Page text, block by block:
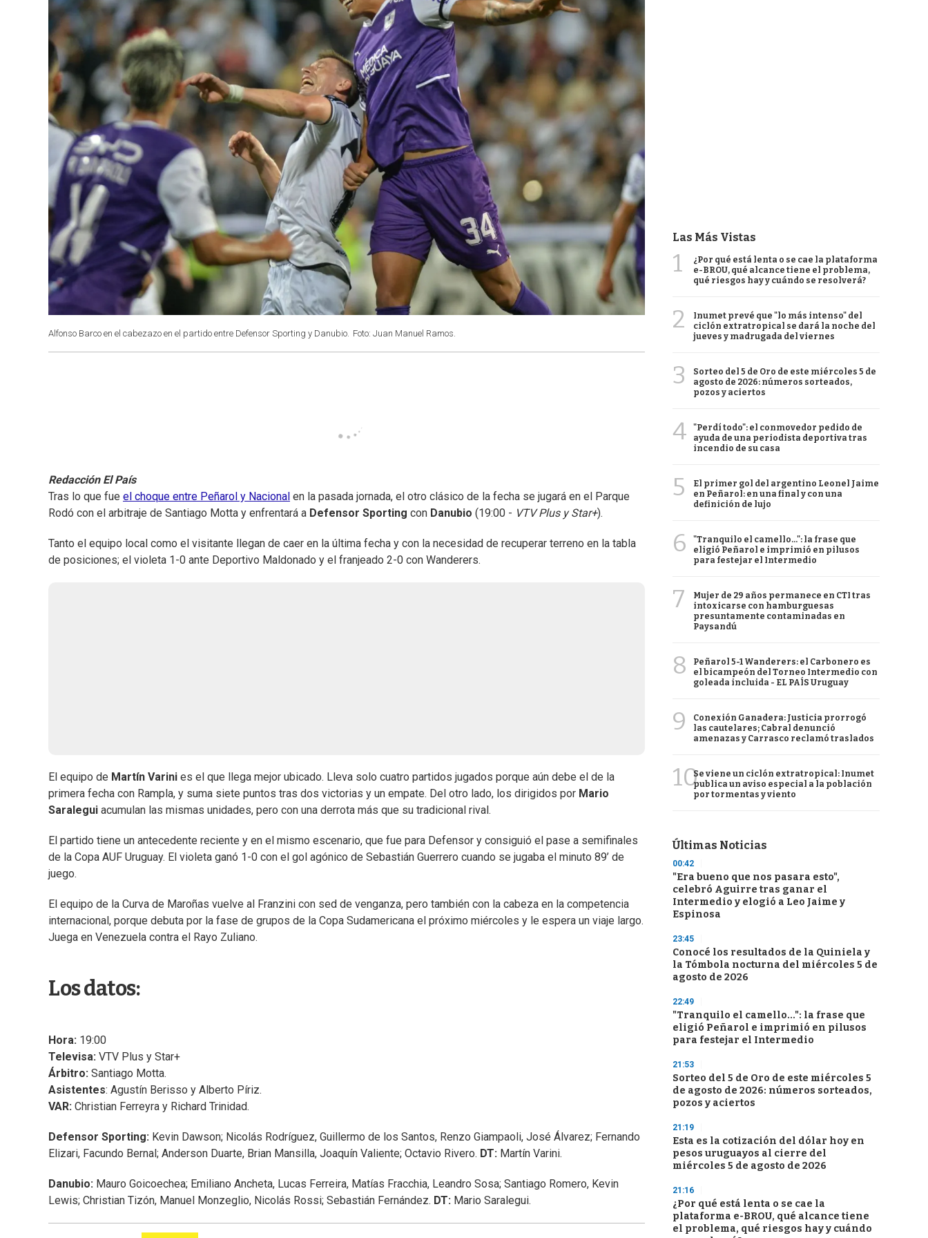
Alfonso Barco en el cabezazo en el partido entre Defensor Sporting y Danubio. Foto: Juan Manuel Ramos.
Redacción El País
Tras lo que fue el choque entre Peñarol y Nacional en la pasada jornada, el otro clásico de la fecha se jugará en el Parque
Rodó con el arbitraje de Santiago Motta y enfrentará a Defensor Sporting con Danubio (19:00 - VTV Plus y Star+).
Tanto el equipo local como el visitante llegan de caer en la última fecha y con la necesidad de recuperar terreno en la tabla
de posiciones; el violeta 1-0 ante Deportivo Maldonado y el franjeado 2-0 con Wanderers.
El equipo de Martín Varini es el que llega mejor ubicado. Lleva solo cuatro partidos jugados porque aún debe el de la
primera fecha con Rampla, y suma siete puntos tras dos victorias y un empate. Del otro lado, los dirigidos por Mario
Saralegui acumulan las mismas unidades, pero con una derrota más que su tradicional rival.
El partido tiene un antecedente reciente y en el mismo escenario, que fue para Defensor y consiguió el pase a semifinales
de la Copa AUF Uruguay. El violeta ganó 1-0 con el gol agónico de Sebastián Guerrero cuando se jugaba el minuto 89’ de
juego.
El equipo de la Curva de Maroñas vuelve al Franzini con sed de venganza, pero también con la cabeza en la competencia
internacional, porque debuta por la fase de grupos de la Copa Sudamericana el próximo miércoles y le espera un viaje largo.
Juega en Venezuela contra el Rayo Zuliano.
Los datos:
Hora: 19:00
Televisa: VTV Plus y Star+
Árbitro: Santiago Motta.
Asistentes: Agustín Berisso y Alberto Píriz.
VAR: Christian Ferreyra y Richard Trinidad.
Defensor Sporting: Kevin Dawson; Nicolás Rodríguez, Guillermo de los Santos, Renzo Giampaoli, José Álvarez; Fernando
Elizari, Facundo Bernal; Anderson Duarte, Brian Mansilla, Joaquín Valiente; Octavio Rivero. DT: Martín Varini.
Danubio: Mauro Goicoechea; Emiliano Ancheta, Lucas Ferreira, Matías Fracchia, Leandro Sosa; Santiago Romero, Kevin
Lewis; Christian Tizón, Manuel Monzeglio, Nicolás Rossi; Sebastián Fernández. DT: Mario Saralegui.
Las Más Vistas
1
¿Por qué está lenta o se cae la plataforma
e-BROU, qué alcance tiene el problema,
qué riesgos hay y cuándo se resolverá?
2
Inumet prevé que "lo más intenso" del
ciclón extratropical se dará la noche del
jueves y madrugada del viernes
3
Sorteo del 5 de Oro de este miércoles 5 de
agosto de 2026: números sorteados,
pozos y aciertos
4
"Perdí todo": el conmovedor pedido de
ayuda de una periodista deportiva tras
incendio de su casa
5
El primer gol del argentino Leonel Jaime
en Peñarol: en una final y con una
definición de lujo
6
"Tranquilo el camello...": la frase que
eligió Peñarol e imprimió en pilusos
para festejar el Intermedio
7
Mujer de 29 años permanece en CTI tras
intoxicarse con hamburguesas
presuntamente contaminadas en
Paysandú
8
Peñarol 5-1 Wanderers: el Carbonero es
el bicampeón del Torneo Intermedio con
goleada incluida - EL PAÍS Uruguay
9
Conexión Ganadera: Justicia prorrogó
las cautelares; Cabral denunció
amenazas y Carrasco reclamó traslados
10Se viene un ciclón extratropical: Inumet
publica un aviso especial a la población
por tormentas y viento
Últimas Noticias
00:42
"Era bueno que nos pasara esto",
celebró Aguirre tras ganar el
Intermedio y elogió a Leo Jaime y
Espinosa
23:45
Conocé los resultados de la Quiniela y
la Tómbola nocturna del miércoles 5 de
agosto de 2026
22:49
"Tranquilo el camello...": la frase que
eligió Peñarol e imprimió en pilusos
para festejar el Intermedio
21:53
Sorteo del 5 de Oro de este miércoles 5
de agosto de 2026: números sorteados,
pozos y aciertos
21:19
Esta es la cotización del dólar hoy en
pesos uruguayos al cierre del
miércoles 5 de agosto de 2026
21:16
¿Por qué está lenta o se cae la
plataforma e-BROU, qué alcance tiene
el problema, qué riesgos hay y cuándo